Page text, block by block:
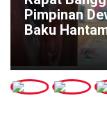
Pimpinan
Baku